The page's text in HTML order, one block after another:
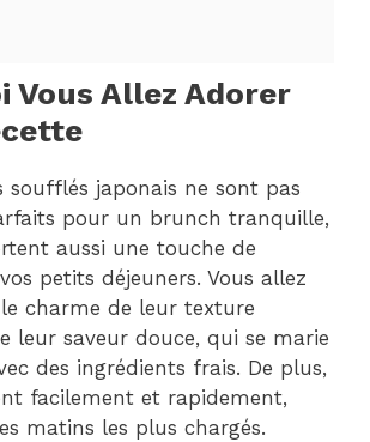
Vous Allez Adorer
soufflés japonais ne sont pas
pour un brunch tranquille,
aussi une touche de
petits déjeuners. Vous allez
charme de leur texture
leur saveur douce, qui se marie
des ingrédients frais. De plus,
facilement et rapidement,
matins les plus chargés.